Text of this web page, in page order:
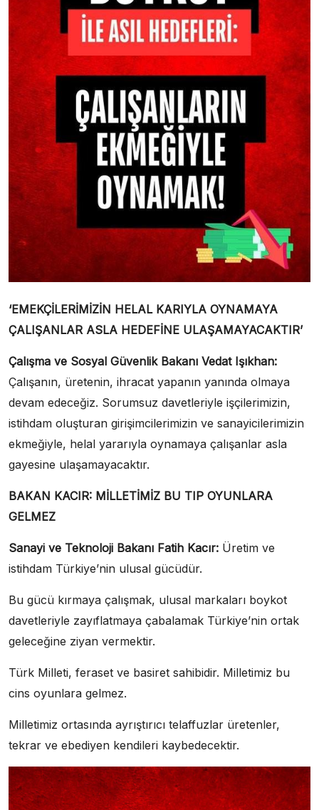
‘EMEKÇİLERİMİZİN HELAL KARIYLA OYNAMAYA
ÇALIŞANLAR ASLA HEDEFİNE ULAŞAMAYACAKTIR’
Çalışma ve Sosyal Güvenlik Bakanı Vedat Işıkhan:
Çalışanın, üretenin, ihracat yapanın yanında olmaya
devam edeceğiz. Sorumsuz davetleriyle işçilerimizin,
istihdam oluşturan girişimcilerimizin ve sanayicilerimizin
ekmeğiyle, helal yararıyla oynamaya çalışanlar asla
gayesine ulaşamayacaktır.
BAKAN KACIR: MİLLETİMİZ BU TIP OYUNLARA
GELMEZ
Sanayi ve Teknoloji Bakanı Fatih Kacır: Üretim ve
istihdam Türkiye’nin ulusal gücüdür.
Bu gücü kırmaya çalışmak, ulusal markaları boykot
davetleriyle zayıflatmaya çabalamak Türkiye’nin ortak
geleceğine ziyan vermektir.
Türk Milleti, feraset ve basiret sahibidir. Milletimiz bu
cins oyunlara gelmez.
Milletimiz ortasında ayrıştırıcı telaffuzlar üretenler,
tekrar ve ebediyen kendileri kaybedecektir.